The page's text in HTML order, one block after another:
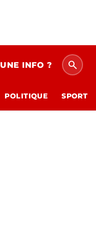
UNE INFO ? search
POLITIQUE SPORT